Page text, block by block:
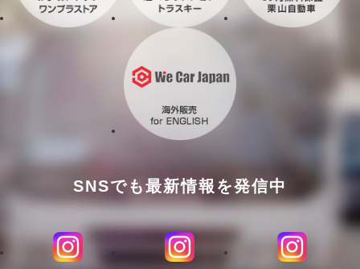
SNSでも最新情報を発信中